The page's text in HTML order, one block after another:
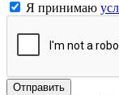
Я принимаю
Отправить